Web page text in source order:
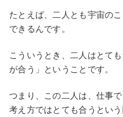
たとえば、二人とも宇宙の
できるんです。
こういうとき、二人はとて
が合う」ということです。
つまり、この二人は、仕事
考え方ではとても合うという